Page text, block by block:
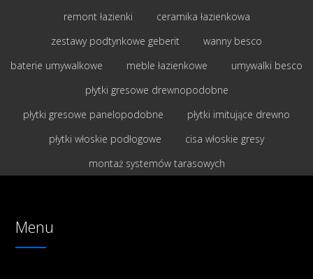
remont łazienki
ceramika łazienkowa
zestawy podtynkowe geberit
wanny besco
baterie umywalkowe
meble łazienkowe
umywalki besco
płytki gresowe drewnopodobne
płytki gresowe panelopodobne
płytki imitujące drewno
płytki włoskie podłogowe
cisa włoskie gresy
montaż systemów tarasowych
Menu